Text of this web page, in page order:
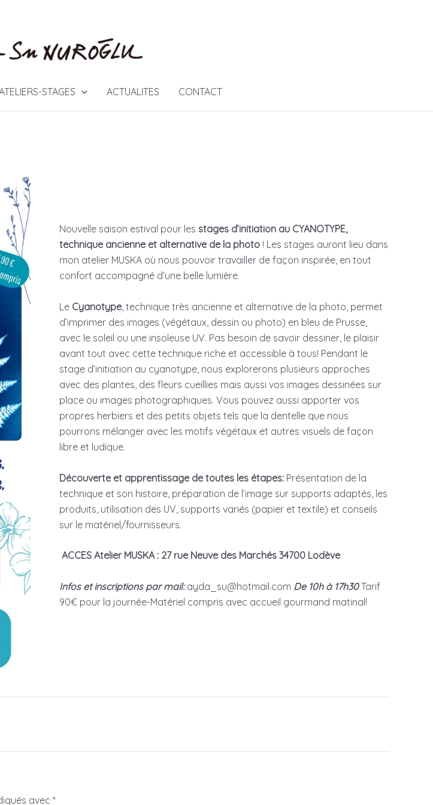
STAGES ACTUALITES CONTACT
Nouvelle saison estival pour les stages d’initiation au CYANOTYPE,
technique ancienne et alternative de la photo ! Les stages auront lieu dans
mon atelier MUSKA où nous pouvoir travailler de façon inspirée, en tout
confort accompagné d’une belle lumière.
Le Cyanotype , technique très ancienne et alternative de la photo, permet
d’imprimer des images (végétaux, dessin ou photo) en bleu de Prusse,
avec le soleil ou une insoleuse UV. Pas besoin de savoir dessiner, le plaisir
avant tout avec cette technique riche et accessible à tous! Pendant le
stage d’initiation au cyanotype, nous explorerons plusieurs approches
avec des plantes, des fleurs cueillies mais aussi vos images dessinées sur
place ou images photographiques. Vous pouvez aussi apporter vos
propres herbiers et des petits objets tels que la dentelle que nous
pourrons mélanger avec les motifs végétaux et autres visuels de façon
libre et ludique.
Découverte et apprentissage de toutes les étapes: Présentation de la
technique et son histoire, préparation de l’image sur supports adaptés, les
produits, utilisation des UV, supports variés (papier et textile) et conseils
sur le matériel/fournisseurs.
ACCES Atelier MUSKA : 27 rue Neuve des Marchés 34700 Lodève
Infos et inscriptions par mail:ayda_su@hotmail.com De 10h à 17h30Tarif
90€ pour la journée-Matériel compris avec accueil gourmand matinal!
avec *